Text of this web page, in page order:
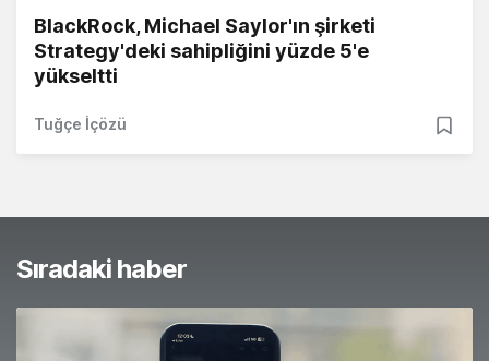
BlackRock, Michael Saylor'ın şirketi
Strategy'deki sahipliğini yüzde 5'e
yükseltti
Tuğçe İçözü
Sıradaki haber